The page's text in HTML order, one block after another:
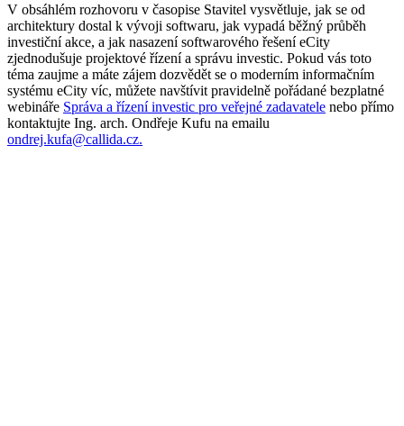
V obsáhlém rozhovoru v časopise Stavitel vysvětluje, jak se od
architektury dostal k vývoji softwaru, jak vypadá běžný průběh
investiční akce, a jak nasazení softwarového řešení eCity
zjednodušuje projektové řízení a správu investic. Pokud vás toto
téma zaujme a máte zájem dozvědět se o moderním informačním
systému eCity víc, můžete navštívit pravidelně pořádané bezplatné
webináře Správa a řízení investic pro veřejné zadavatele nebo přímo
kontaktujte Ing. arch. Ondřeje Kufu na emailu
ondrej.kufa@callida.cz.